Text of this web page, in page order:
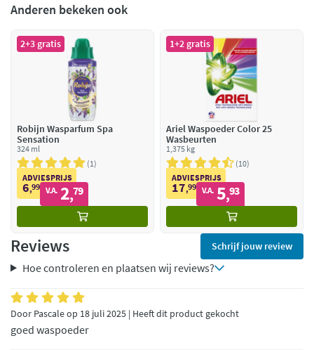
Anderen bekeken ook
2+3 gratis
Robijn Wasparfum Spa
Sensation
324 ml
1
ADVIESPRIJS
6,99 V.A. 2,79
1+2 gratis
Ariel Waspoeder Color 25
Wasbeurten
1,375 kg
10
ADVIESPRIJS
17,99 V.A. 5,93
Reviews Schrijf jouw review
Hoe controleren en plaatsen wij reviews?
Door Pascale op 18 juli 2025 | Heeft dit product gekocht
goed waspoeder